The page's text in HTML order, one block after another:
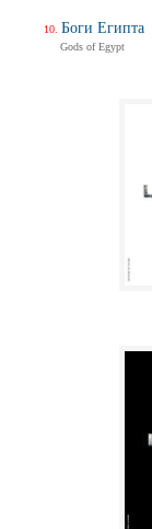
Боги Египта
Gods of Egypt